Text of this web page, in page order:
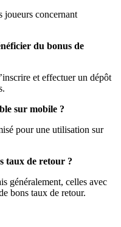
joueurs concernant
du bonus de
et effectuer un dépôt
sur mobile ?
pour une utilisation sur
taux de retour ?
généralement, celles avec
bons taux de retour.